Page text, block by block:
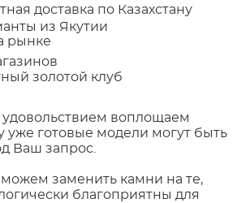
доставка по Казахстану
из Якутии
рынке
золотой клуб
воплощаем
уже готовые модели могут быть
Ваш запрос.
заменить камни на те,
благоприятны для